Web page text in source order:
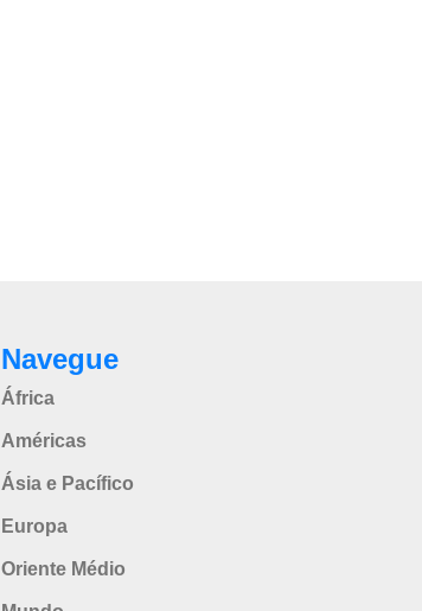
Navegue
África
Américas
Ásia e Pacífico
Europa
Oriente Médio